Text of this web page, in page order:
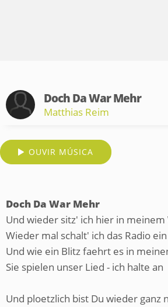
Doch Da War Mehr
Matthias Reim
OUVIR MÚSICA
Doch Da War Mehr
Und wieder sitz' ich hier in meinem
Wieder mal schalt' ich das Radio ein
Und wie ein Blitz faehrt es in
Sie spielen unser Lied - ich halte an
Und ploetzlich bist Du wieder ganz